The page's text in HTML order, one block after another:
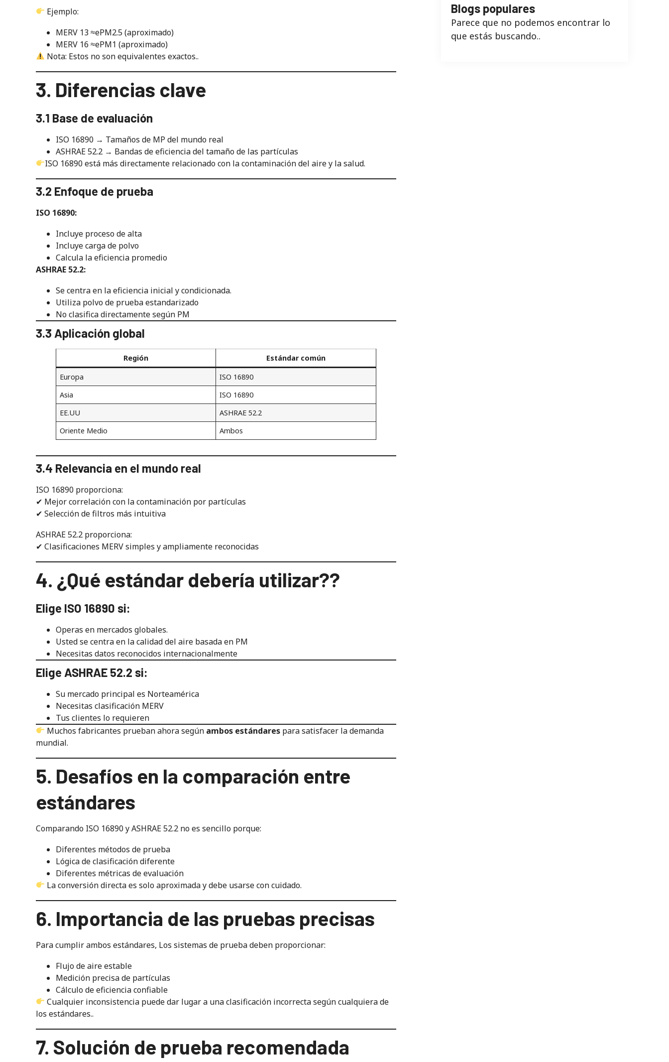
Ejemplo:
MERV 13 ≈ePM2.5 (aproximado)
MERV 16 ≈ePM1 (aproximado)
Nota: Estos no son equivalentes exactos..
3. Diferencias clave
3.1 Base de evaluación
ISO 16890 → Tamaños de MP del mundo real
ASHRAE 52.2 → Bandas de eficiencia del tamaño de las partículas
ISO 16890 está más directamente relacionado con la contaminación del aire y la salud.
3.2 Enfoque de prueba
ISO 16890:
Incluye proceso de alta
Incluye carga de polvo
Calcula la eficiencia promedio
ASHRAE 52.2:
Se centra en la eficiencia inicial y condicionada.
Utiliza polvo de prueba estandarizado
No clasifica directamente según PM
3.3 Aplicación global
Región
Estándar común
Europa
ISO 16890
Asia
ISO 16890
EE.UU
ASHRAE 52.2
Oriente Medio
Ambos
3.4 Relevancia en el mundo real
ISO 16890 proporciona:
✔ Mejor correlación con la contaminación por partículas
✔ Selección de filtros más intuitiva
ASHRAE 52.2 proporciona:
✔ Clasificaciones MERV simples y ampliamente reconocidas
4. ¿Qué estándar debería utilizar??
Elige ISO 16890 si:
Operas en mercados globales.
Usted se centra en la calidad del aire basada en PM
Necesitas datos reconocidos internacionalmente
Elige ASHRAE 52.2 si:
Su mercado principal es Norteamérica
Necesitas clasificación MERV
Tus clientes lo requieren
Muchos fabricantes prueban ahora según ambos estándares para satisfacer la demanda
mundial.
5. Desafíos en la comparación entre
estándares
Comparando ISO 16890 y ASHRAE 52.2 no es sencillo porque:
Diferentes métodos de prueba
Lógica de clasificación diferente
Diferentes métricas de evaluación
La conversión directa es solo aproximada y debe usarse con cuidado.
6. Importancia de las pruebas precisas
Para cumplir ambos estándares, Los sistemas de prueba deben proporcionar:
Flujo de aire estable
Medición precisa de partículas
Cálculo de eficiencia confiable
Cualquier inconsistencia puede dar lugar a una clasificación incorrecta según cualquiera de
los estándares..
7. Solución de prueba recomendada
Blogs populares
Parece que no podemos encontrar lo
que estás buscando..